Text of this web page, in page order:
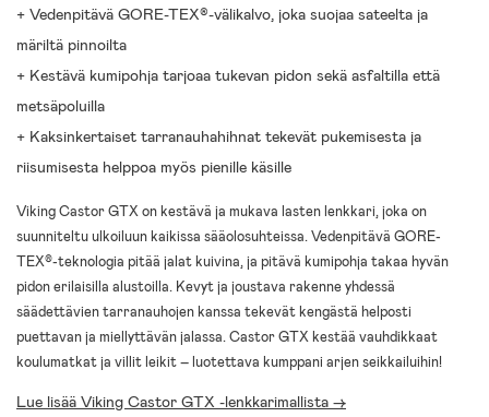
+ Vedenpitävä GORE-TEX®-välikalvo, joka suojaa sateelta ja
märiltä pinnoilta
+ Kestävä kumipohja tarjoaa tukevan pidon sekä asfaltilla että
metsäpoluilla
+ Kaksinkertaiset tarranauhahihnat tekevät pukemisesta ja
riisumisesta helppoa myös pienille käsille
Viking Castor GTX on kestävä ja mukava lasten lenkkari, joka on
suunniteltu ulkoiluun kaikissa sääolosuhteissa. Vedenpitävä GORE-
TEX®-teknologia pitää jalat kuivina, ja pitävä kumipohja takaa hyvän
pidon erilaisilla alustoilla. Kevyt ja joustava rakenne yhdessä
säädettävien tarranauhojen kanssa tekevät kengästä helposti
puettavan ja miellyttävän jalassa. Castor GTX kestää vauhdikkaat
koulumatkat ja villit leikit – luotettava kumppani arjen seikkailuihin!
Lue lisää Viking Castor GTX -lenkkarimallista ->